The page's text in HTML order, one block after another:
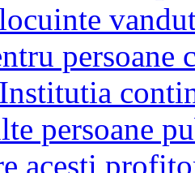
persoane
persoane
acesti